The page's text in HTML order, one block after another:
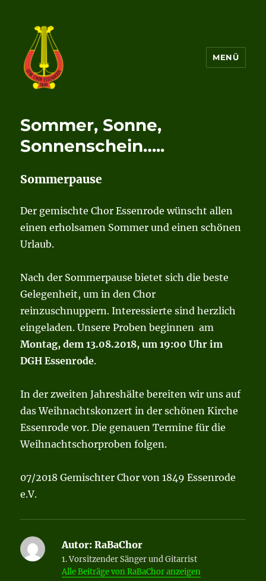
Essenrode e.V.
MENÜ
Sommer, Sonne,
Sonnenschein…..
Sommerpause
Der gemischte Chor Essenrode wünscht allen
einen erholsamen Sommer und einen schönen
Urlaub.
Nach der Sommerpause bietet sich die beste
Gelegenheit, um in den Chor
reinzuschnuppern. Interessierte sind herzlich
eingeladen. Unsere Proben beginnen am
Montag, dem 13.08.2018, um 19:00 Uhr im
DGH Essenrode.
In der zweiten Jahreshälte bereiten wir uns auf
das Weihnachtskonzert in der schönen Kirche
Essenrode vor. Die genauen Termine für die
Weihnachtschorproben folgen.
07/2018 Gemischter Chor von 1849 Essenrode
e.V.
Autor: RaBaChor
1. Vorsitzender Sänger und Gitarrist
Alle Beiträge von RaBaChor anzeigen